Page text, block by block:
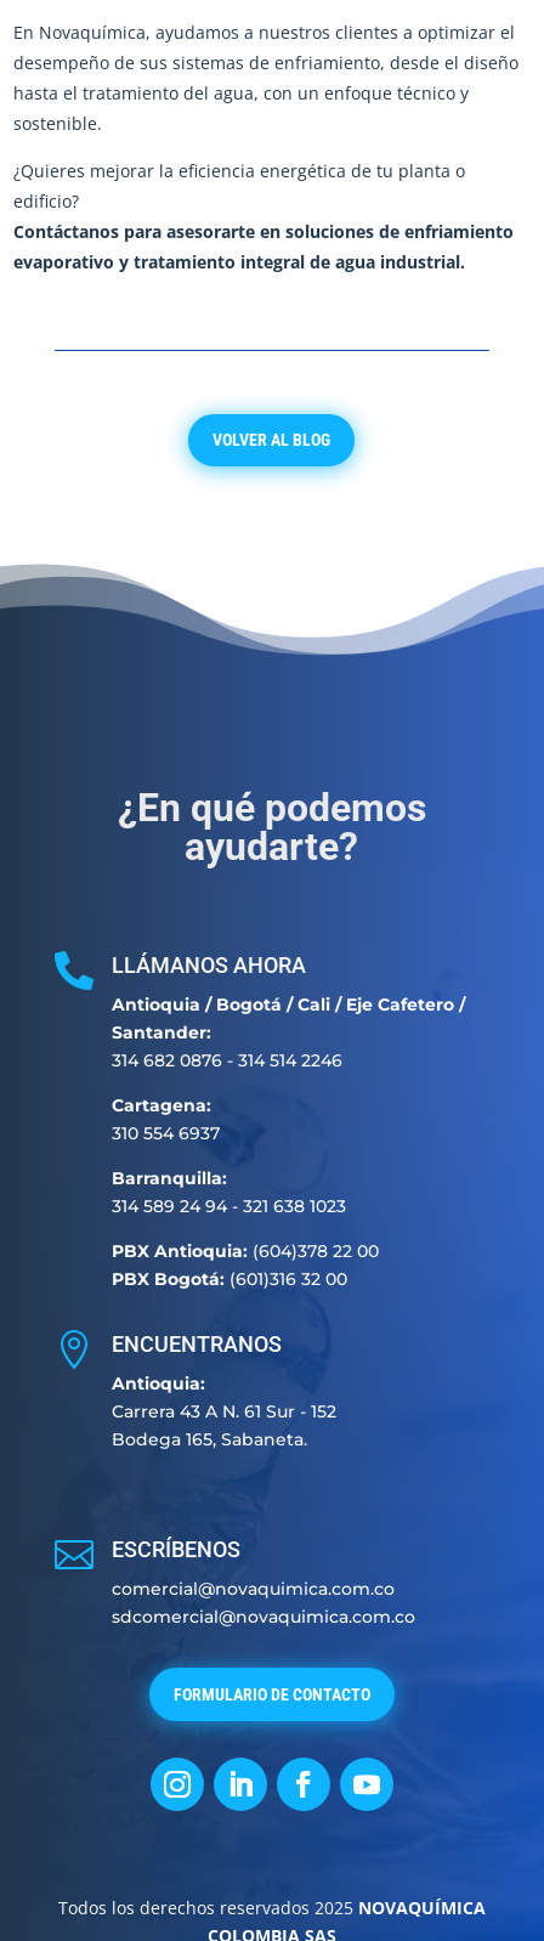
En Novaquímica, ayudamos a nuestros clientes a optimizar el
desempeño de sus sistemas de enfriamiento, desde el diseño
hasta el tratamiento del agua, con un enfoque técnico y
sostenible.
¿Quieres mejorar la eficiencia energética de tu planta o
edificio?
Contáctanos para asesorarte en soluciones de enfriamiento
evaporativo y tratamiento integral de agua industrial.
VOLVER AL BLOG
¿En qué podemos
ayudarte?
 LLÁMANOS AHORA
Antioquia / Bogotá / Cali / Eje Cafetero /
Santander:
314 682 0876 - 314 514 2246
Cartagena:
310 554 6937
Barranquilla:
314 589 24 94 - 321 638 1023
PBX Antioquia:(604)378 22 00
PBX Bogotá:(601)316 32 00
 ENCUENTRANOS
Antioquia:
Carrera 43 A N. 61 Sur - 152
Bodega 165, Sabaneta.
 ESCRÍBENOS
comercial@novaquimica.com.co
sdcomercial@novaquimica.com.co
FORMULARIO DE CONTACTO
Todos los derechos reservados 2025 NOVAQUÍMICA
COLOMBIA SAS